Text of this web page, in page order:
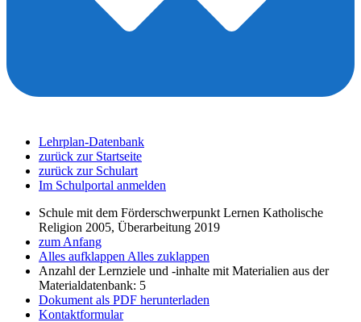
Lehrplan-Datenbank
zurück zur Startseite
zurück zur Schulart
Im Schulportal anmelden
Schule mit dem Förderschwerpunkt Lernen Katholische
Religion 2005, Überarbeitung 2019
zum Anfang
Alles aufklappen Alles zuklappen
Anzahl der Lernziele und -inhalte mit Materialien aus der
Materialdatenbank: 5
Dokument als PDF herunterladen
Kontaktformular